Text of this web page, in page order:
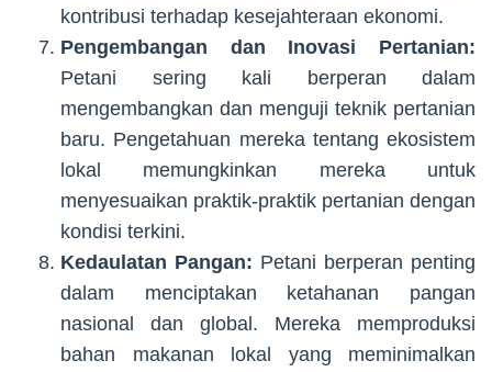
kontribusi terhadap kesejahteraan ekonomi.
Pengembangan dan Inovasi Pertanian:
Petani sering kali berperan dalam
mengembangkan dan menguji teknik pertanian
baru. Pengetahuan mereka tentang ekosistem
lokal memungkinkan mereka untuk
menyesuaikan praktik-praktik pertanian dengan
kondisi terkini.
Kedaulatan Pangan: Petani berperan penting
dalam menciptakan ketahanan pangan
nasional dan global. Mereka memproduksi
bahan makanan lokal yang meminimalkan